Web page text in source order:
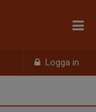
Logga in